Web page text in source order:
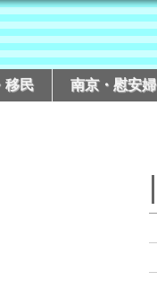
移民 南京・慰安婦